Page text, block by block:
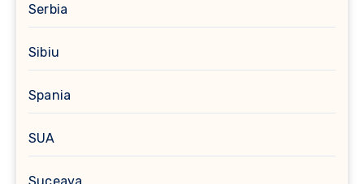
Serbia
Sibiu
Spania
SUA
Suceava